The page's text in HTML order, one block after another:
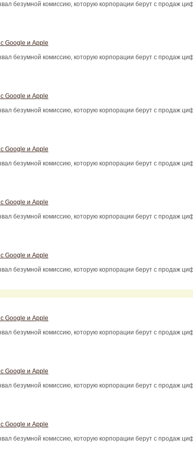
безумной комиссию, которую корпорации берут с продаж
Google и Apple
безумной комиссию, которую корпорации берут с продаж
Google и Apple
безумной комиссию, которую корпорации берут с продаж
Google и Apple
безумной комиссию, которую корпорации берут с продаж
Google и Apple
безумной комиссию, которую корпорации берут с продаж
Google и Apple
безумной комиссию, которую корпорации берут с продаж
Google и Apple
безумной комиссию, которую корпорации берут с продаж
Google и Apple
безумной комиссию, которую корпорации берут с продаж
Google и Apple
безумной комиссию, которую корпорации берут с продаж